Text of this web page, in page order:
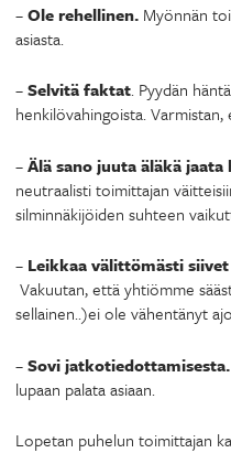
–Ole rehellinen. Myönnän
asiasta.
–Selvitä faktat. Pyydän
henkilövahingoista.
–Älä sano juuta äläkä
neutraalisti toimittajan
silminnäkijöiden suhteen
– Leikkaa välittömästi
Vakuutan, että yhtiömme
sellainen..)ei ole vähentänyt
–Sovi jatkotiedottamisesta.
lupaan palata asiaan.
Lopetan puhelun toimittajan